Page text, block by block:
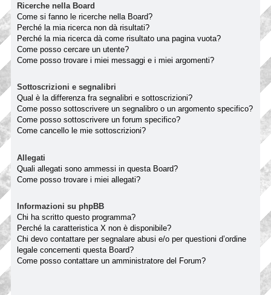
Ricerche nella Board
Come si fanno le ricerche nella Board?
Perché la mia ricerca non dà risultati?
Perché la mia ricerca dà come risultato una pagina vuota?
Come posso cercare un utente?
Come posso trovare i miei messaggi e i miei argomenti?
Sottoscrizioni e segnalibri
Qual è la differenza fra segnalibri e sottoscrizioni?
Come posso sottoscrivere un segnalibro o un argomento specifico?
Come posso sottoscrivere un forum specifico?
Come cancello le mie sottoscrizioni?
Allegati
Quali allegati sono ammessi in questa Board?
Come posso trovare i miei allegati?
Informazioni su phpBB
Chi ha scritto questo programma?
Perché la caratteristica X non è disponibile?
Chi devo contattare per segnalare abusi e/o per questioni d’ordine
legale concernenti questa Board?
Come posso contattare un amministratore del Forum?